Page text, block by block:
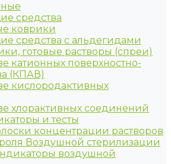
средства
коврики
средства с альдегидами
готовые растворы (спреи)
катионных поверхностно-
(КПАВ)
кислородактивных
хлорактивных соединений
и тесты
концентрации растворов
Воздушной стерилизации
воздушной